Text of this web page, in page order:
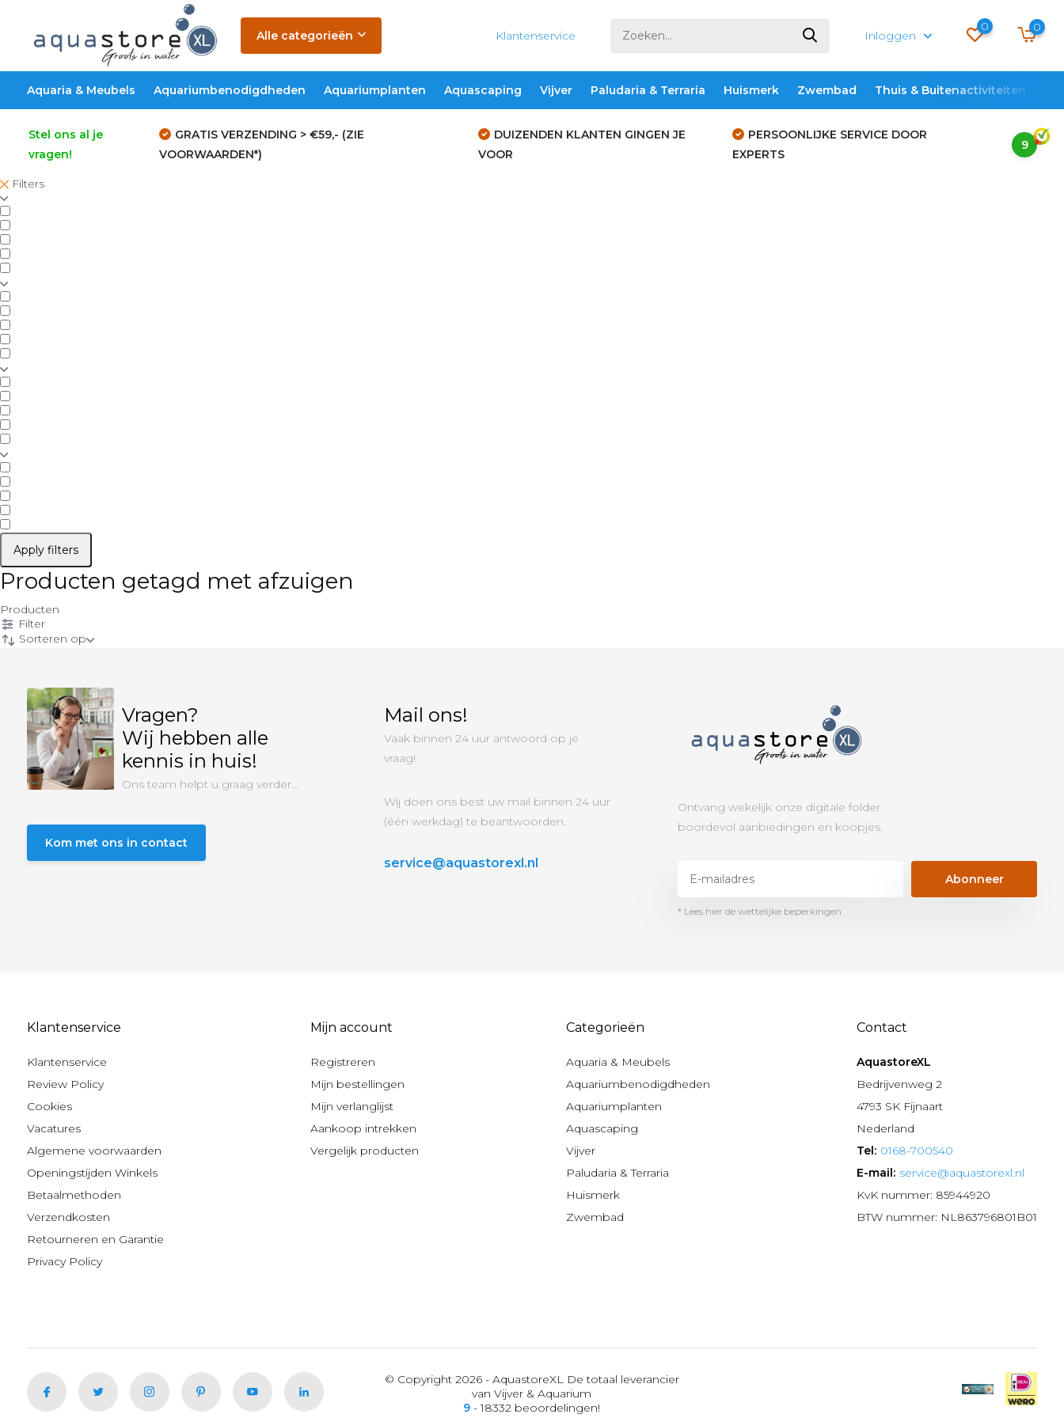
Alle categorieën Klantenservice Inloggen
0 0
Aquaria & Meubels Aquariumbenodigdheden Aquariumplanten Aquascaping Vijver Paludaria & Terraria Huismerk Zwembad Thuis & Buitenactiviteiten
Stel ons al je
vragen!
GRATIS VERZENDING > €59,- (ZIE
VOORWAARDEN*)
DUIZENDEN KLANTEN GINGEN JE
VOOR
PERSOONLIJKE SERVICE DOOR
EXPERTS
9
Filters
Apply filters
Producten getagd met afzuigen
Producten
Filter
Sorteren op
Vragen?
Wij hebben alle
kennis in huis!
Ons team helpt u graag verder...
Kom met ons in contact
Mail ons!
Vaak binnen 24 uur antwoord op je
vraag!
Wij doen ons best uw mail binnen 24 uur
(één werkdag) te beantwoorden.
service@aquastorexl.nl
Ontvang wekelijk onze digitale folder
boordevol aanbiedingen en koopjes.
Abonneer
* Lees hier de wettelijke beperkingen
Klantenservice
Klantenservice
Review Policy
Cookies
Vacatures
Algemene voorwaarden
Openingstijden Winkels
Betaalmethoden
Verzendkosten
Retourneren en Garantie
Privacy Policy
Mijn account
Registreren
Mijn bestellingen
Mijn verlanglijst
Aankoop intrekken
Vergelijk producten
Categorieën
Aquaria & Meubels
Aquariumbenodigdheden
Aquariumplanten
Aquascaping
Vijver
Paludaria & Terraria
Huismerk
Zwembad
Contact
AquastoreXL
Bedrijvenweg 2
4793 SK Fijnaart
Nederland
Tel: 0168-700540
E-mail: service@aquastorexl.nl
KvK nummer: 85944920
BTW nummer: NL863796801B01
© Copyright 2026 - AquastoreXL De totaal leverancier
van Vijver & Aquarium
9 - 18332 beoordelingen!